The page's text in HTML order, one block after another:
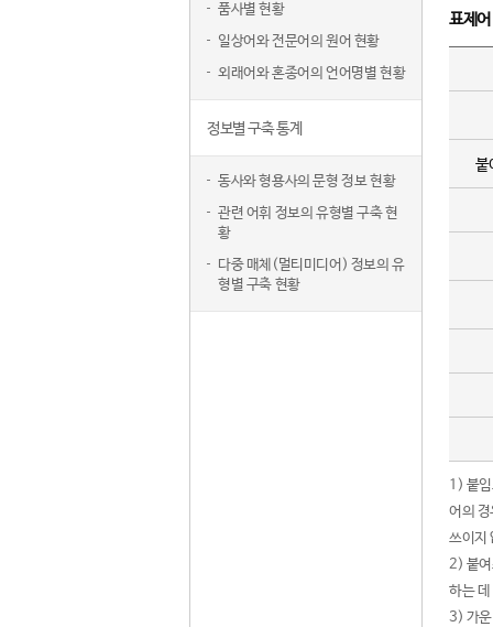
품사별 현황
일상어와 전문어의 원어 현황
외래어와 혼종어의 언어명별 현황
정보별 구축 통계
동사와 형용사의 문형 정보 현황
관련 어휘 정보의 유형별 구축 현
황
다중 매체(멀티미디어) 정보의 유
형별 구축 현황
표제
붙
1) 붙
어의
쓰이지
2) 붙여
하는
3) 가운